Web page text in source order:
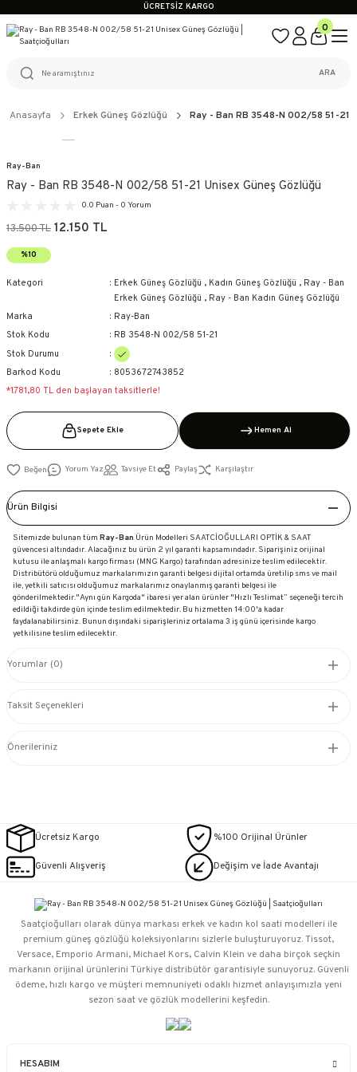
ÜCRETSİZ KARGO
WEB SİTESİNE ÖZEL FİYATLAR
0
ARA
Anasayfa Erkek Güneş Gözlüğü Ray - Ban RB 3548-N 002/58 51-21
Ray-Ban
Ray - Ban RB 3548-N 002/58 51-21 Unisex Güneş Gözlüğü
0.0 Puan - 0 Yorum
13.500 TL 12.150 TL
%10
Kategori Erkek Güneş Gözlüğü , Kadın Güneş Gözlüğü , Ray - Ban
Erkek Güneş Gözlüğü , Ray - Ban Kadın Güneş Gözlüğü
Marka
Ray-Ban
Stok Kodu
RB 3548-N 002/58 51-21
Stok Durumu
Barkod Kodu
8053672743852
*1.781,80 TL den başlayan taksitlerle!
Sepete Ekle Hemen Al
Yorum Yaz Tavsiye Et Paylaş Karşılaştır
Ürün Bilgisi
Sitemizde bulunan tüm Ray-Ban Ürün Modelleri SAATCİOĞULLARI OPTİK & SAAT
güvencesi altındadır. Alacağınız bu ürün 2 yıl garanti kapsamındadır. Siparişiniz orijinal
kutusu ile anlaşmalı kargo firması (MNG Kargo) tarafından adresinize teslim edilecektir.
Distribütörü olduğumuz markalarımızın garanti belgesi dijital ortamda üretilip sms ve mail
ile, yetkili satıcısı olduğumuz markalarımız onaylanmış garanti belgesi ile
gönderilmektedir."Aynı gün Kargoda" ibaresi yer alan ürünler "Hızlı Teslimat” seçeneği tercih
edildiği takdirde gün içinde teslim edilmektedir. Bu hizmetten 14:00'a kadar
faydalanabilirsiniz. Bunun dışındaki siparişleriniz ortalama 3 iş günü içerisinde kargo
yetkilisine teslim edilecektir.
Yorumlar (0)
Taksit Seçenekleri
Önerileriniz
Ücretsiz Kargo %100 Orijinal Ürünler
Güvenli Alışveriş Değişim ve İade Avantajı
HESABIM
Saatçioğulları⁠ olarak dünya markası erkek ve kadın kol saati modelleri ile
premium güneş gözlüğü koleksiyonlarını sizlerle buluşturuyoruz. Tissot,
Versace, Emporio Armani, Michael Kors, Calvin Klein ve daha birçok seçkin
markanın orijinal ürünlerini Türkiye distribütör garantisiyle sunuyoruz. Güvenli
ödeme, hızlı kargo ve müşteri memnuniyeti odaklı hizmet anlayışımızla yeni
sezon saat ve gözlük modellerini keşfedin.